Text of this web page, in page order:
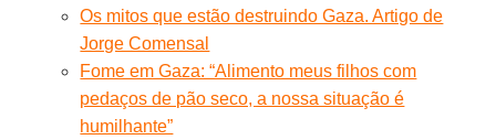
Os mitos que estão destruindo Gaza. Artigo de
Jorge Comensal
Fome em Gaza: “Alimento meus filhos com
pedaços de pão seco, a nossa situação é
humilhante”